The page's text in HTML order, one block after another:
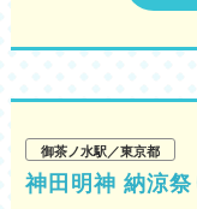
御茶ノ水駅／東京都
神田明神 納涼祭